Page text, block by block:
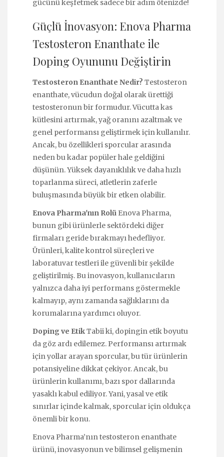
gücünü keşfetmek sadece bir adım ötenizde!
Güçlü İnovasyon: Enova Pharma
Testosteron Enanthate ile
Doping Oyununu Değiştirin
Testosteron Enanthate Nedir? Testosteron
enanthate, vücudun doğal olarak ürettiği
testosteronun bir formudur. Vücutta kas
kütlesini artırmak, yağ oranını azaltmak ve
genel performansı geliştirmek için kullanılır.
Ancak, bu özellikleri sporcular arasında
neden bu kadar popüler hale geldiğini
düşünün. Yüksek dayanıklılık ve daha hızlı
toparlanma süreci, atletlerin zaferle
buluşmasında büyük bir etken olabilir.
Enova Pharma'nın Rolü Enova Pharma,
bunun gibi ürünlerle sektördeki diğer
firmaları geride bırakmayı hedefliyor.
Ürünleri, kalite kontrol süreçleri ve
laboratuvar testleri ile güvenli bir şekilde
geliştirilmiş. Bu inovasyon, kullanıcıların
yalnızca daha iyi performans göstermekle
kalmayıp, aynı zamanda sağlıklarını da
korumalarına yardımcı oluyor.
Doping ve EtikTabii ki, dopingin etik boyutu
da göz ardı edilemez. Performansı artırmak
için yollar arayan sporcular, bu tür ürünlerin
potansiyeline dikkat çekiyor. Ancak, bu
ürünlerin kullanımı, bazı spor dallarında
yasaklı kabul ediliyor. Yani, yasal ve etik
sınırlar içinde kalmak, sporcular için oldukça
önemli bir konu.
Enova Pharma’nın testosteron enanthate
ürünü, inovasyonun ve bilimsel gelişmenin